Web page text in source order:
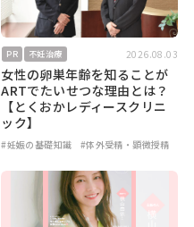
PR 不妊治療 2026.08.03
女性の卵巣年齢を知ることが
ARTでたいせつな理由とは？
【とくおかレディースクリニ
ック】
#妊娠の基礎知識 #体外受精・顕微授精